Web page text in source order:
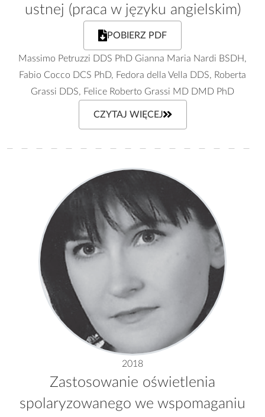
ustnej (praca w języku angielskim)
POBIERZ PDF
Massimo Petruzzi DDS PhD Gianna Maria Nardi BSDH,
Fabio Cocco DCS PhD, Fedora della Vella DDS, Roberta
Grassi DDS, Felice Roberto Grassi MD DMD PhD
CZYTAJ WIĘCEJ
2018
Zastosowanie oświetlenia
spolaryzowanego we wspomaganiu